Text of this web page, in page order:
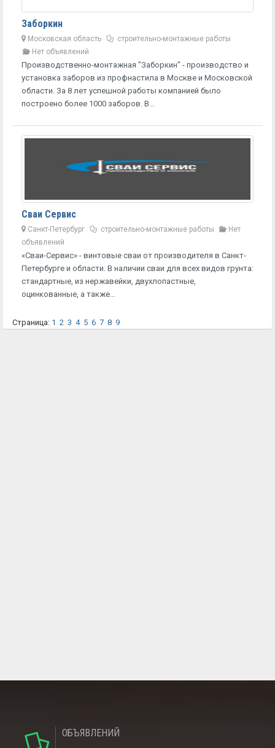
Заборкин
Московская область
строительно-монтажные работы
Нет объявлений
Производственно-монтажная "Заборкин" - производство и
установка заборов из профнастила в Москве и Московской
области. За 8 лет успешной работы компанией было
построено более 1000 заборов. В...
Сваи Сервис
Санкт-Петербург строительно-монтажные работы
Нет
объявлений
«Сваи-Сервис» - винтовые сваи от производителя в Санкт-
Петербурге и области. В наличии сваи для всех видов грунта:
стандартные, из нержавейки, двухлопастные,
оцинкованные, а также...
Страница: 1 2 3 4 5 6 7 8 9
ОБЪЯВЛЕНИЙ